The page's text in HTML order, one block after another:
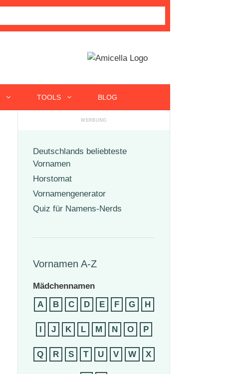
TOOLS BLOG
Deutschlands beliebteste
Vornamen
Horstomat
Vornamengenerator
Quiz für Namens-Nerds
Vornamen A-Z
Mädchennamen
A
B C D E F G H
I J K L M N O P
Q R S T U V W X